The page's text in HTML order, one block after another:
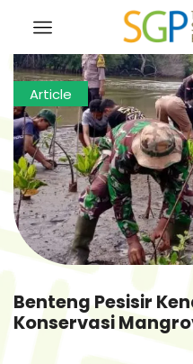
Article
Benteng Pesisir
Konservasi